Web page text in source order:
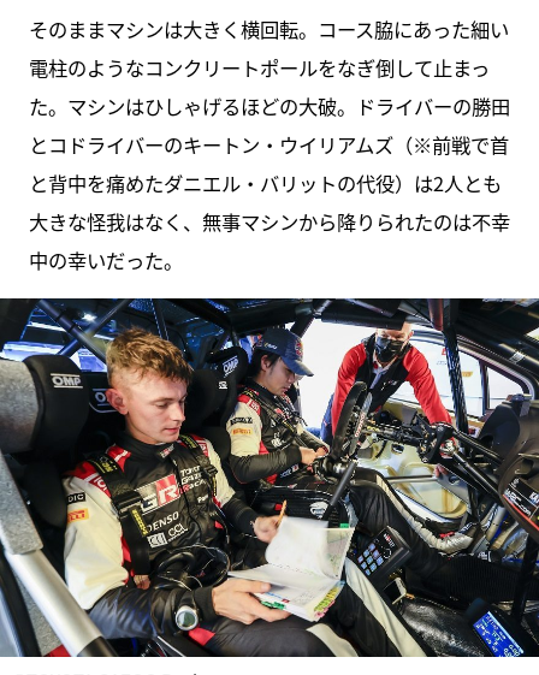
そのままマシンは大きく横回転。コース脇にあった細い
電柱のようなコンクリートポールをなぎ倒して止まっ
た。マシンはひしゃげるほどの大破。ドライバーの勝田
とコドライバーのキートン・ウイリアムズ（※前戦で首
と背中を痛めたダニエル・バリットの代役）は2人とも
大きな怪我はなく、無事マシンから降りられたのは不幸
中の幸いだった。